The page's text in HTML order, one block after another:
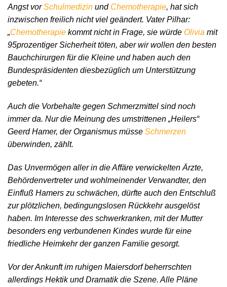
Angst vorSchulmedizin und Chemotherapie, hat sich
inzwischen freilich nicht viel geändert. Vater Pilhar:
„Chemotherapie kommt nicht in Frage, sie würde Olivia mit
95prozentiger Sicherheit töten, aber wir wollen den besten
Bauchchirurgen für die Kleine und haben auch den
Bundespräsidenten diesbezüglich um Unterstützung
gebeten.“
Auch die Vorbehalte gegen Schmerzmittel sind noch
immer da. Nur die Meinung des umstrittenen „Heilers“
Geerd Hamer, der Organismus müsse Schmerzen
überwinden, zählt.
Das Unvermögen aller in die Affäre verwickelten Ärzte,
Behördenvertreter und wohlmeinender Verwandter, den
Einfluß Hamers zu schwächen, dürfte auch den Entschluß
zur plötzlichen, bedingungslosen Rückkehr ausgelöst
haben. Im Interesse des schwerkranken, mit der Mutter
besonders eng verbundenen Kindes wurde für eine
friedliche Heimkehr der ganzen Familie gesorgt.
Vor der Ankunft im ruhigen Maiersdorf beherrschten
allerdings Hektik und Dramatik die Szene. Alle Pläne